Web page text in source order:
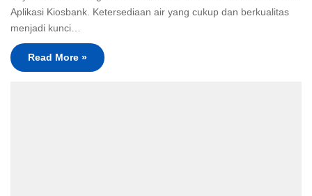
Aplikasi Kiosbank. Ketersediaan air yang cukup dan berkualitas
menjadi kunci…
Read More »